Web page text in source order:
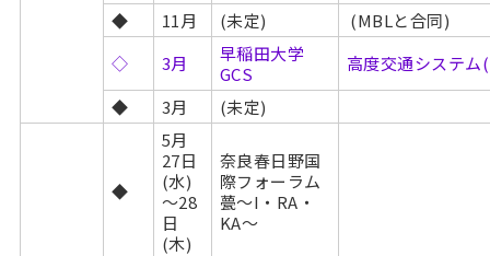
◆ 11月 (未定)
(MBLと合同)
◇
3月
早稲田大学
GCS
高度交通システ
◆
3月 (未定)
◆
5月
27日
(水)
～28
日
(木)
奈良春日野国
際フォーラム
甍～I・RA・
KA～